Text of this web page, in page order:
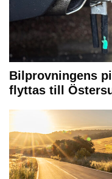
Bilprovningens
flyttas till